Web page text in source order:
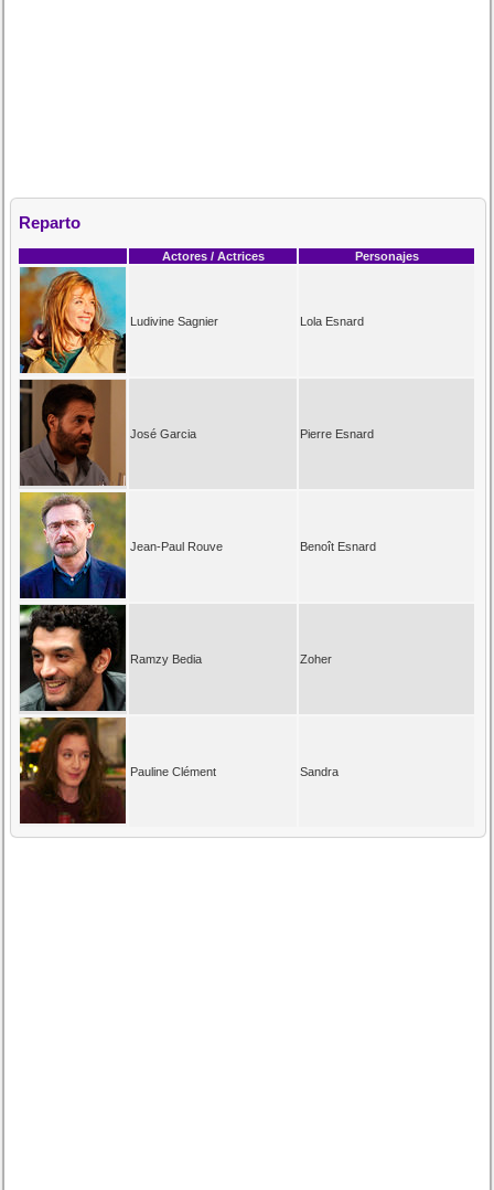
Reparto
Actores / Actrices Personajes
Ludivine Sagnier Lola Esnard
José Garcia Pierre Esnard
Jean-Paul Rouve Benoît Esnard
Ramzy Bedia Zoher
Pauline Clément Sandra